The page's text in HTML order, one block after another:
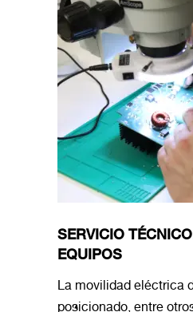
SERVICIO
EQUIPOS
La movilidad eléctrica
posicionado, entre